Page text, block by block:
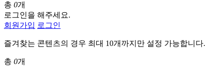
총 0개
로그인을 해주세요.
회원가입 로그인
즐겨찾는 콘텐츠의 경우 최대 10개까지만 설정 가능합니다.
총 0개